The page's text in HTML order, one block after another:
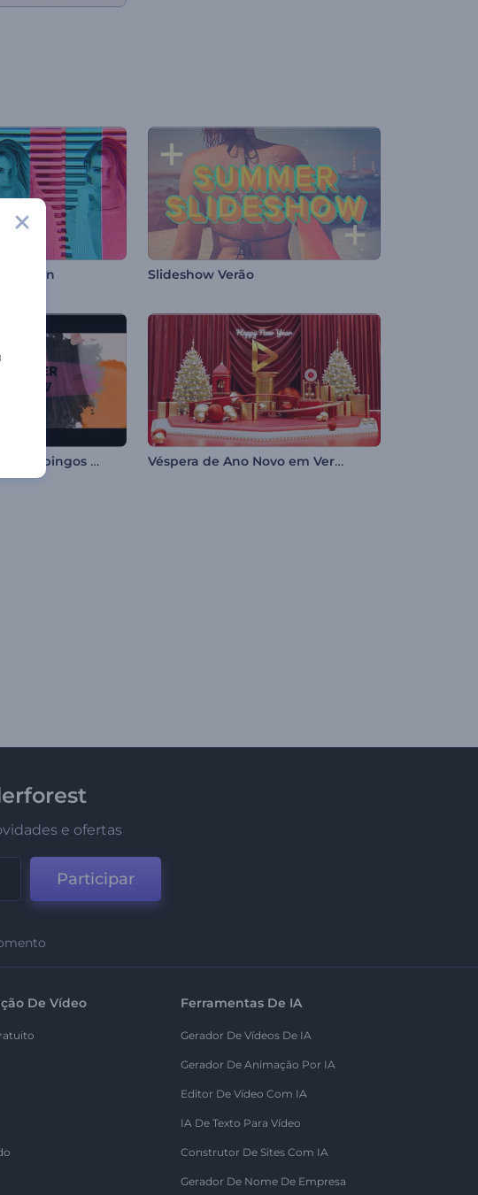
Fashion Slideshow Verão
Apresentação com Respingos de Tinta Véspera de Ano Novo em Vermelho
e ofertas
Participar
De Vídeo Ferramentas De IA
Gerador De Vídeos De IA
Gerador De Animação Por IA
Editor De Vídeo Com IA
IA De Texto Para Vídeo
Construtor De Sites Com IA
Gerador De Nome De Empresa